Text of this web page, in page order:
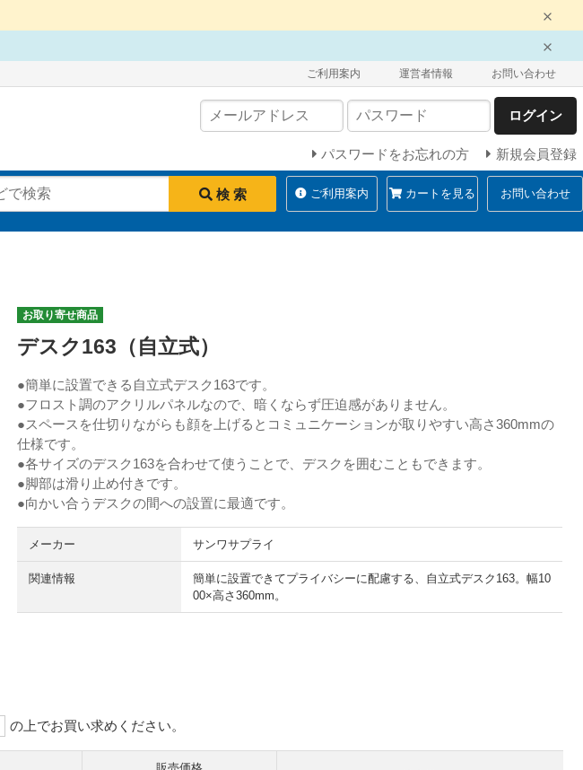
ご利用案内 運営者情報 お問い合わせ
ログイン
パスワードをお忘れの方 新規会員登録
検 索 ご利用案内 カートを見る お問い合わせ
お取り寄せ商品
デスク163（自立式）
●簡単に設置できる自立式デスク163です。
●フロスト調のアクリルパネルなので、暗くならず圧迫感がありません。
●スペースを仕切りながらも顔を上げるとコミュニケーションが取りやすい高さ360mmの
仕様です。
●各サイズのデスク163を合わせて使うことで、デスクを囲むこともできます。
●脚部は滑り止め付きです。
●向かい合うデスクの間への設置に最適です。
メーカー サンワサプライ
関連情報
簡単に設置できてプライバシーに配慮する、自立式デスク163。幅10
00×高さ360mm。
の上でお買い求めください。
販売価格